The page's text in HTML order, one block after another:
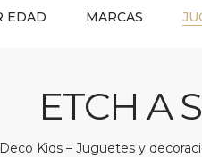
EDAD MARCAS
ETCH A
Kids – Juguetes y